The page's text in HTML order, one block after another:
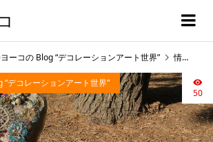
“デコレーションアート世界”
50
ーコの Blog “デコレーションアート世界” 情報交換＆勉強会